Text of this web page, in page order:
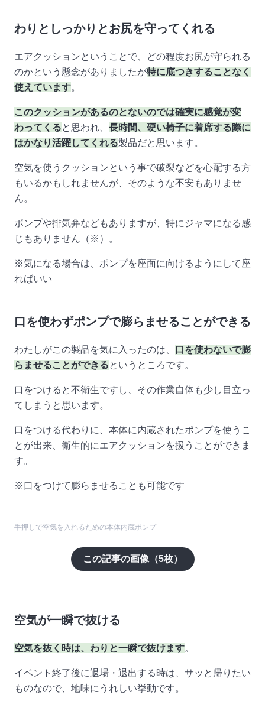
わりとしっかりとお尻を守ってくれる
エアクッションということで、どの程度お尻が守られる
のかという懸念がありましたが特に底つきすることなく
使えています。
このクッションがあるのとないのでは確実に感覚が変
わってくると思われ、 長時間、硬い椅子に着席する際に
はかなり活躍してくれる製品だと思います。
空気を使うクッションという事で破裂などを心配する方
もいるかもしれませんが、そのような不安もありませ
ん。
ポンプや排気弁などもありますが、特にジャマになる感
じもありません（※）。
※気になる場合は、ポンプを座面に向けるようにして座
ればいい
口を使わずポンプで膨らませることができる
わたしがこの製品を気に入ったのは、
口を使わないで膨
らませることができるというところです。
口をつけると不衛生ですし、その作業自体も少し目立っ
てしまうと思います。
口をつける代わりに、本体に内蔵されたポンプを使うこ
とが出来、衛生的にエアクッションを扱うことができま
す。
※口をつけて膨らませることも可能です
手押しで空気を入れるための本体内蔵ポンプ
この記事の画像（5枚）
空気が一瞬で抜ける
空気を抜く時は、わりと一瞬で抜けます。
イベント終了後に退場・退出する時は、サッと帰りたい
ものなので、地味にうれしい挙動です。